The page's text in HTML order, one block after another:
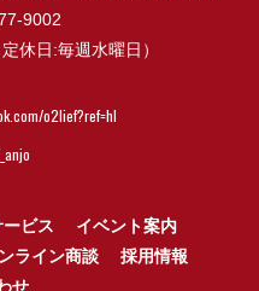
9002
休日:毎週水曜日）
o2lief?ref=hl
ビス
イベント案内
ライン商談
採用情報
せ